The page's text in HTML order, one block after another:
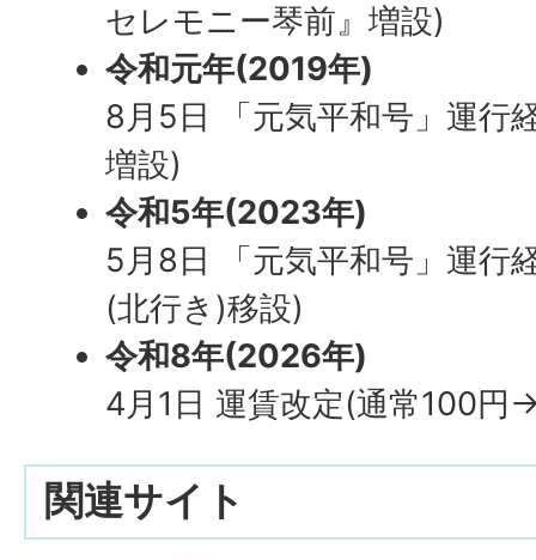
セレモニー琴前』増設)
令和元年(2019年)
8月5日 「元気平和号」運行
増設)
令和5年(2023年)
5月8日 「元気平和号」運行
(北行き)移設)
令和8年(2026年)
4月1日 運賃改定(通常100
関連サイト